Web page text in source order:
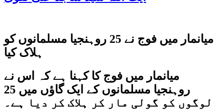
میانمار میں فوج نے 25 روہنجیا مسلمانوں کو
ہلاک کیا
میانمار میں فوج کا کہنا ہے کہ اس نے
روہنجیا مسلمانوں کے ایک گاؤں میں 25
لوگوں کو گولی مار کر ہلاک کر دیا ہے۔